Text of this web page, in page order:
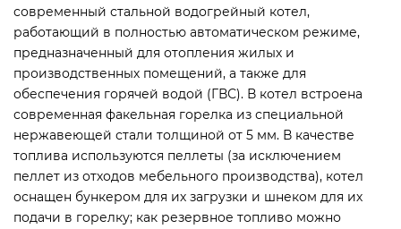
современный стальной водогрейный котел,
работающий в полностью автоматическом режиме,
предназначенный для отопления жилых и
производственных помещений, а также для
обеспечения горячей водой (ГВС). В котел встроена
современная факельная горелка из специальной
нержавеющей стали толщиной от 5 мм. В качестве
топлива используются пеллеты (за исключением
пеллет из отходов мебельного производства), котел
оснащен бункером для их загрузки и шнеком для их
подачи в горелку; как резервное топливо можно